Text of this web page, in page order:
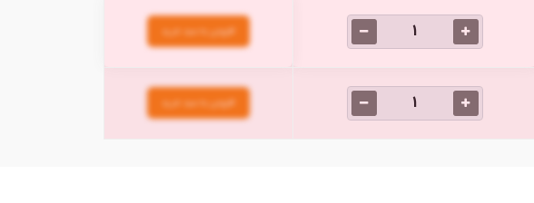
افزودن به سبد خرید
افزودن به سبد خرید